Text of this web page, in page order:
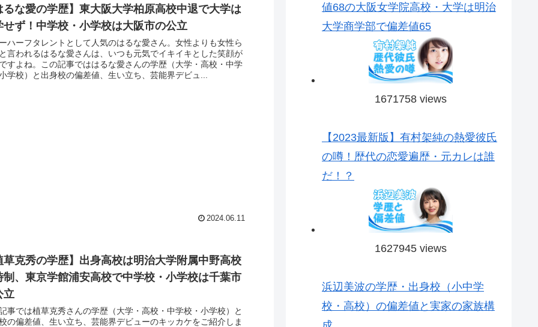
るな愛の学歴】東大阪大学柏原高校中退で大学は
せず！中学校・小学校は大阪市の公立
ハーフタレントとして人気のはるな愛さん。女性よりも女性ら
言われるはるな愛さんは、いつも元気でイキイキとした笑顔が
すよね。この記事でははるな愛さんの学歴（大学・高校・中学
学校）と出身校の偏差値、生い立ち、芸能界デビュ...
2024.06.11
草克秀の学歴】出身高校は明治大学附属中野高校
制、東京学館浦安高校で中学校・小学校は千葉市
立
事では植草克秀さんの学歴（大学・高校・中学校・小学校）と
の偏差値、生い立ち、芸能界デビューのキッカケをご紹介しま
値68の大阪女学院高校・大学は明治
大学商学部で偏差値65
1671758 views
【2023最新版】有村架純の熱愛彼氏
の噂！歴代の恋愛遍歴・元カレは誰
だ！？
1627945 views
浜辺美波の学歴・出身校（小中学
校・高校）の偏差値と実家の家族構